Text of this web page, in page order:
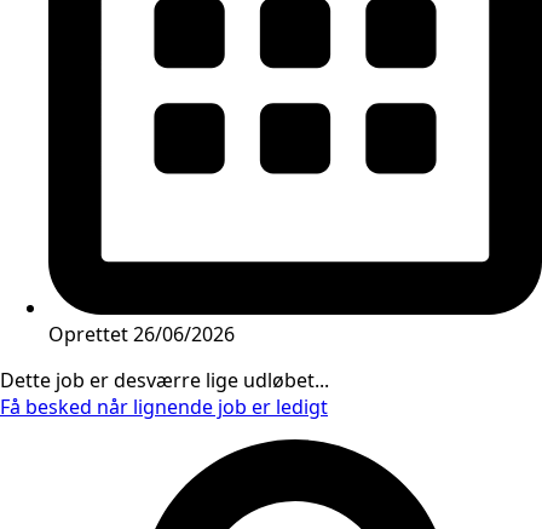
Oprettet26/06/2026
Dette job er desværre lige udløbet...
Få besked når lignende job er ledigt